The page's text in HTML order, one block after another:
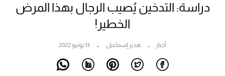
دراسة: التدخين يُصيب الرجال بهذا المرض
الخطير!
أخبار هدير إسماعيل 13 يونيو 2022